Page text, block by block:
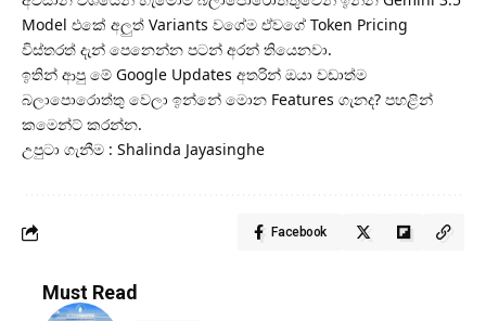
Model එකේ අලුත් Variants වගේම ඒවගේ Token Pricing
විස්තරත් දැන් පෙනෙන්න පටන් අරන් තියෙනවා.
ඉතින් ආපු මේ Google Updates අතරින් ඔයා වඩාත්ම
බලාපොරොත්තු වෙලා ඉන්නේ මොන Features ගැනද? පහළින්
කමෙන්ට් කරන්න.
උපුටා ගැනීම : Shalinda Jayasinghe
Facebook
Must Read